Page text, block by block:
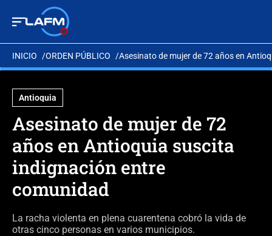
INICIO ORDEN PÚBLICO Asesinato de mujer de 72 años en
Antioquia
Asesinato de mujer de 72
años en Antioquia suscita
indignación entre
comunidad
La racha violenta en plena cuarentena cobró la vida de
otras cinco personas en varios municipios.